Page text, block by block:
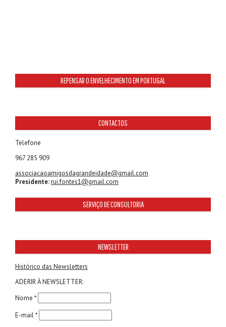
REPENSAR O ENVELHECIMENTO EM PORTUGAL
CONTACTOS
Telefone
967 285 909
associacaoamigosdagrandeidade@gmail.com
Presidente:rui.fontes1@gmail.com
SERVIÇO DE CONSULTORIA
NEWSLETTER
Histórico das Newsletters
ADERIR À NEWSLETTER:
Nome *
E-mail *